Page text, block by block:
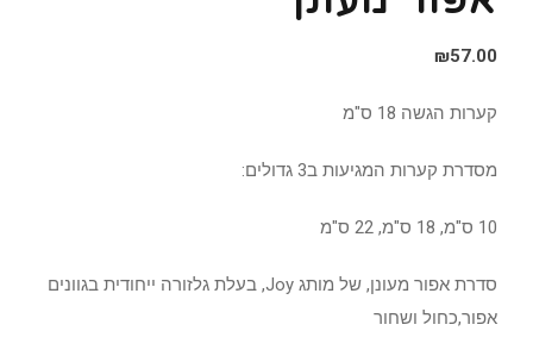
₪57.00
קערות הגשה 18 ס"מ
מסדרת קערות המגיעות ב3 גדולים:
10 ס"מ, 18 ס"מ, 22 ס"מ
סדרת אפור מעונן, של מותג Joy, בעלת גלזורה ייחודית בגוונים
אפור,כחול ושחור